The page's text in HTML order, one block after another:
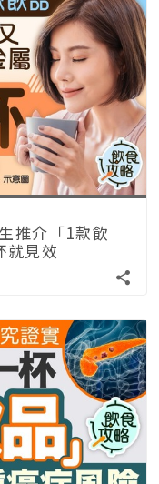
推介「1款飲
就見效